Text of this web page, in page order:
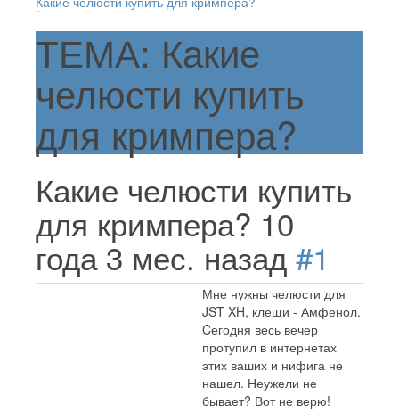
ТЕМА: Какие
челюсти купить
для кримпера?
Какие челюсти купить
для кримпера? 10
года 3 мес. назад #1
Мне нужны челюсти для
JST XH, клещи - Амфенол.
Cегодня весь вечер
протупил в интернетах
этих ваших и нифига не
нашел. Неужели не
бывает? Вот не верю!